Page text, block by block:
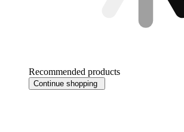
Recommended products
Continue shopping